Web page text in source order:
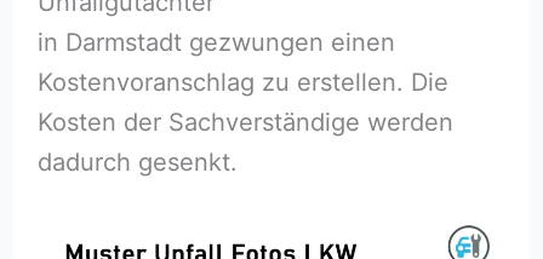
in Darmstadt gezwungen einen
Kostenvoranschlag zu erstellen. Die
Kosten der Sachverständige werden
dadurch gesenkt.